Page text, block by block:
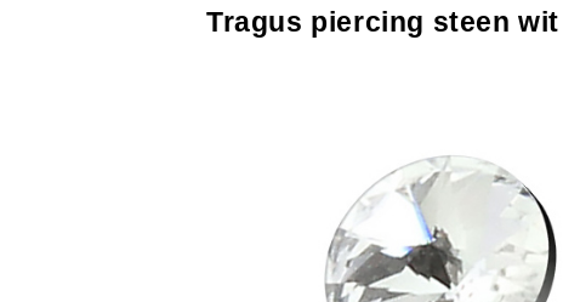
Tragus piercing steen wit